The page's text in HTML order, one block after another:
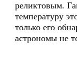
реликтовым.
температуру
только его
астрономы не